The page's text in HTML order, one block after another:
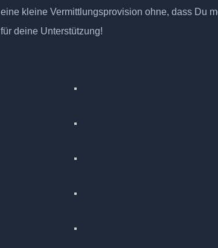
eine kleine Vermittlungsprovision ohne, dass Du
für deine Unterstützung!